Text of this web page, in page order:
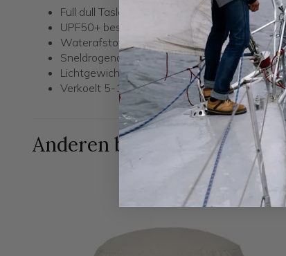
Full dull Taslan
UPF50+ bescherming, houdt 98% van de UV
Waterafstotend
Sneldrogend
Lichtgewicht
Verkoelt 5-10 uur
Anderen bestelden ook